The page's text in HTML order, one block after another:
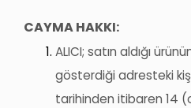
CAYMA HAKKI:
ALICI; satın aldığı
gösterdiği adresteki
tarihinden itibaren 14